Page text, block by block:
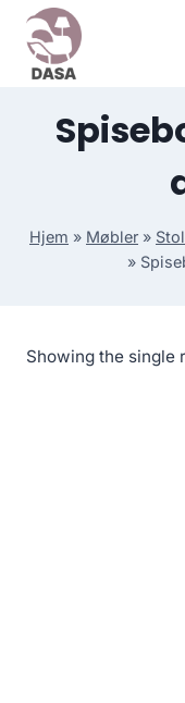
Skip
content
Hjem » Møbler »
»
Showing the single